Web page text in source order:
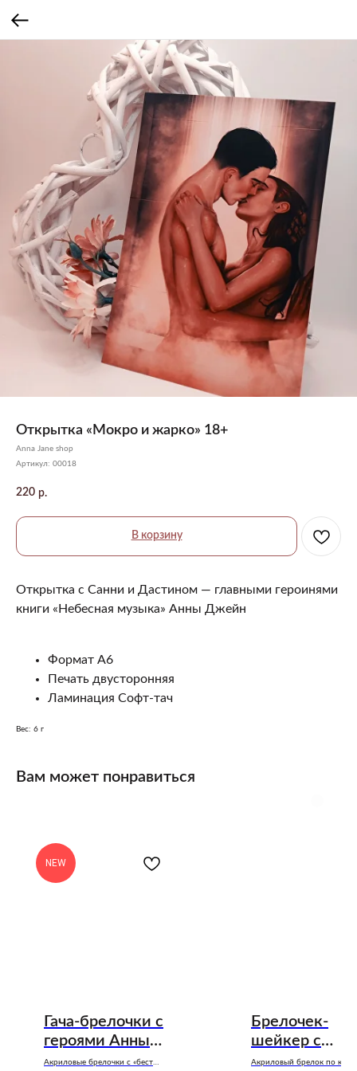
Открытка «Мокро и жарко» 18+
Anna Jane shop
Артикул: 00018
220 р.
В корзину
Открытка с Санни и Дастином — главными героинями
книги «Небесная музыка» Анны Джейн
Формат А6
Печать двусторонняя
Ламинация Софт-тач
Вес: 6 г
Вам может понравиться
NEW
Гача-брелочки с
героями Анны
Джейн
Акриловые брелочки с «бести»
Брелочек-
шейкер с
Владыко
Акриловый брелок по